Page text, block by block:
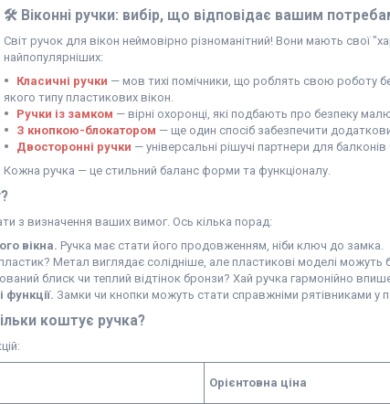
🛠 Віконні ручки: вибір, що відповідає вашим
Світ ручок для вікон неймовірно різноманітний! Вони мають свої
найпопулярніших:
Класичні ручки — мов тихі помічники, що роблять свою роботу
якого типу пластикових вікон.
Ручки із замком — вірні охоронці, які подбають про безпеку
З кнопкою-блокатором — ще один спосіб забезпечити
Двосторонні ручки — універсальні рішучі партнери для
Кожна ручка — це стильний баланс форми та функціоналу.
з визначення ваших вимог. Ось кілька порад:
вікна. Ручка має стати його продовженням, ніби ключ до замка.
Метал виглядає солідніше, але пластикові моделі можуть
блиск чи теплий відтінок бронзи? Хай ручка гармонійно
Замки чи кнопки можуть стати справжніми рятівниками у
коштує ручка?
Орієнтовна ціна